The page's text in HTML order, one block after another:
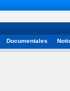
Documentales